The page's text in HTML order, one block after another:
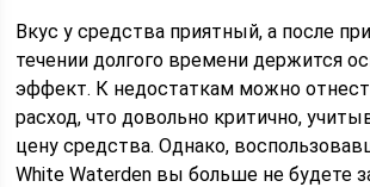
Вкус у средства приятный, а после
течении долгого времени держится
эффект. К недостаткам можно
расход, что довольно критично,
цену средства. Однако,
White Waterden вы больше не будете